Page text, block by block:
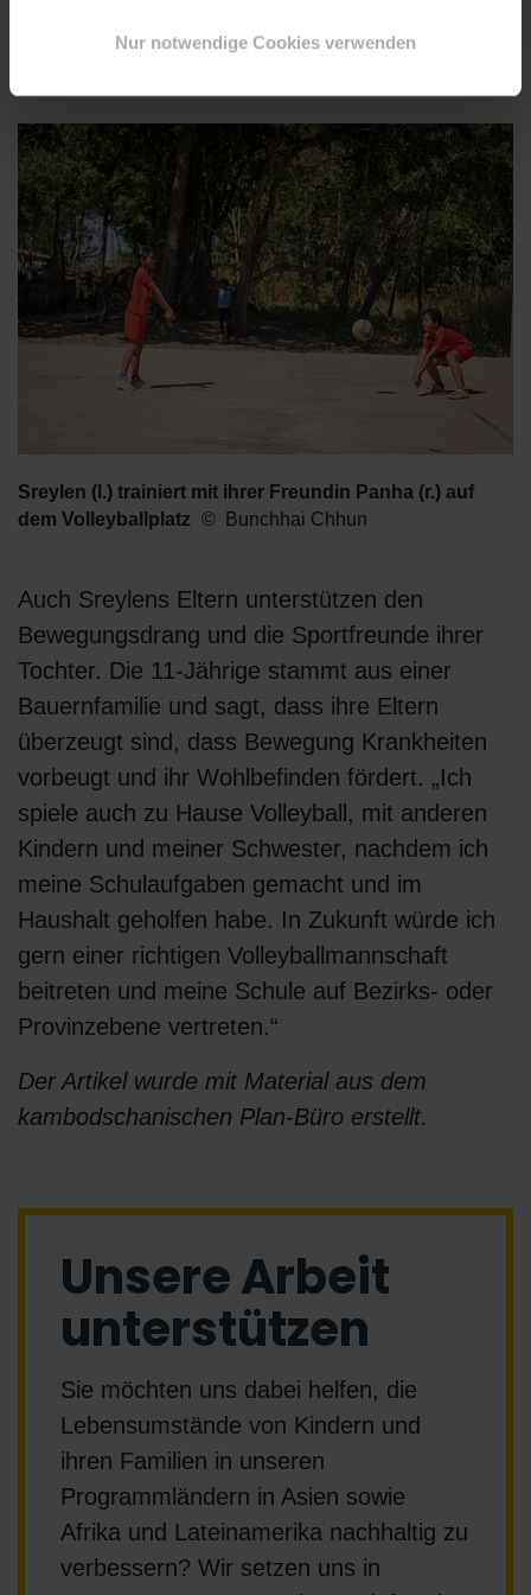
Nur notwendige Cookies verwenden
Gesundheit fördert.
Sreylen (l.) trainiert mit ihrer Freundin Panha (r.) auf
dem Volleyballplatz
Bunchhai Chhun
Auch Sreylens Eltern unterstützen den
Bewegungsdrang und die Sportfreunde ihrer
Tochter. Die 11-Jährige stammt aus einer
Bauernfamilie und sagt, dass ihre Eltern
überzeugt sind, dass Bewegung Krankheiten
vorbeugt und ihr Wohlbefinden fördert. „Ich
spiele auch zu Hause Volleyball, mit anderen
Kindern und meiner Schwester, nachdem ich
meine Schulaufgaben gemacht und im
Haushalt geholfen habe. In Zukunft würde ich
gern einer richtigen Volleyballmannschaft
beitreten und meine Schule auf Bezirks- oder
Provinzebene vertreten.“
Der Artikel wurde mit Material aus dem
kambodschanischen Plan-Büro erstellt.
Unsere Arbeit
unterstützen
Sie möchten uns dabei helfen, die
Lebensumstände von Kindern und
ihren Familien in unseren
Programmländern in Asien sowie
Afrika und Lateinamerika nachhaltig zu
verbessern? Wir setzen uns in